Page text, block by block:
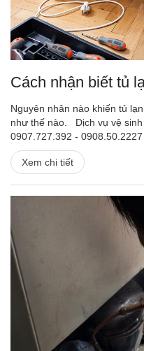
Cách nhận biết tủ
Nguyên nhân nào khiến tủ
như thế nào. Dịch vụ vệ
0907.727.392 -
Xem chi tiết